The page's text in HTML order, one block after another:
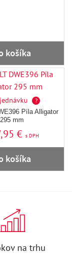
košíka
?
Píla Alligator
295 mm
€ s DPH
košíka
na trhu